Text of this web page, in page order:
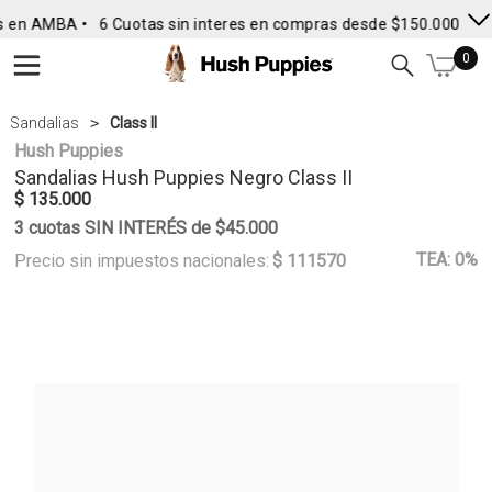
AMBA • 6 Cuotas sin interes en compras desde $150.000 •
0
Sandalias Class II
Hush Puppies
Sandalias Hush Puppies Negro Class II
$ 135.000
3 cuotas SIN INTERÉS de $45.000
Precio sin impuestos nacionales: $ 111570 TEA: 0%